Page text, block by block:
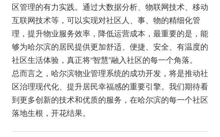
区管理的有力实践。通过大数据分析、物联网技术、移动
互联网技术等，可以实现对社区人、事、物的精细化管
理，提升物业服务效率，降低运营成本，最重要的是，能
够为哈尔滨的居民提供更加舒适、便捷、安全、有温度的
社区生活体验，真正将“智慧”融入社区的每一个角落。
总而言之，哈尔滨物业管理系统的成功开发，将是推动社
区治理现代化、提升居民幸福感的重要引擎。我们期待看
到更多创新的技术和优质的服务，在哈尔滨的每一个社区
落地生根，开花结果。